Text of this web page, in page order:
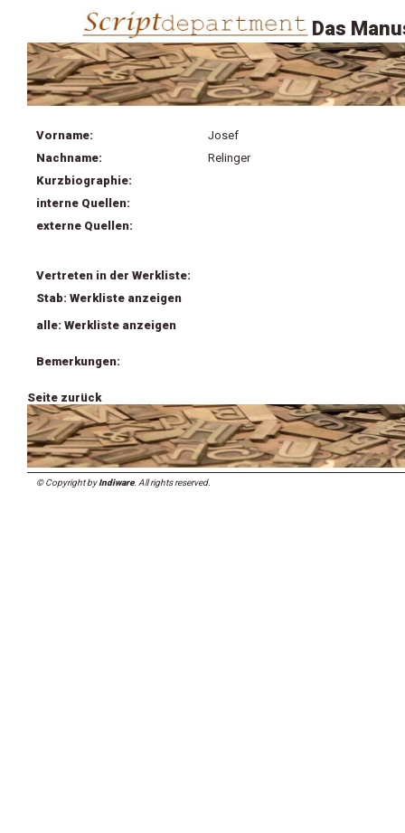
Das
Vorname:
Josef
Nachname:
Relinger
Kurzbiographie:
interne Quellen:
externe Quellen:
Vertreten in der Werkliste:
Stab: Werkliste anzeigen
alle: Werkliste anzeigen
Bemerkungen:
Seite zurück
© Copyright byIndiware. All rights reserved.